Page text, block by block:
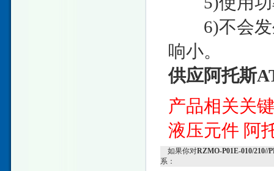
6)不会发
响小。
供应阿托斯
产品相关关
液压元件 阿
如果你对RZMO-P01E-010/210//
系：